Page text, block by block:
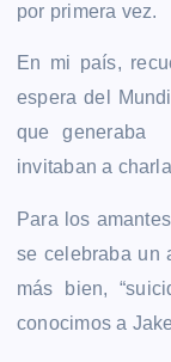
por primera vez.
En mi país,
espera del
que generaba
invitaban a
Para los
se celebraba un
más bien,
conocimos a